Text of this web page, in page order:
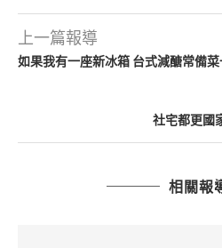
上一篇報導
如果我有一座新冰箱 台式減醣常備
社宅都更國
相關報